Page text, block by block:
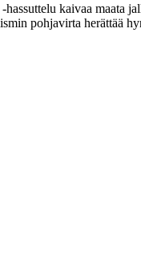
kaivaa maata
pohjavirta herättää